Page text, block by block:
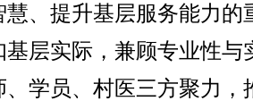
慧、提升基层服务能力的
基层实际，兼顾专业性与
、学员、村医三方聚力，